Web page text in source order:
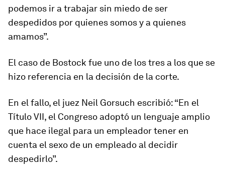
podemos ir a trabajar sin miedo de ser
despedidos por quienes somos y a quienes
amamos”.
El caso de Bostock fue uno de los tres a los que se
hizo referencia en la decisión de la corte.
En el fallo, el juez Neil Gorsuch escribió: “En el
Título VII, el Congreso adoptó un lenguaje amplio
que hace ilegal para un empleador tener en
cuenta el sexo de un empleado al decidir
despedirlo”.